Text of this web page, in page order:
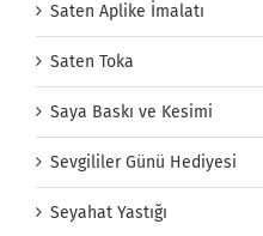
Saten Aplike İmalatı
Saten Toka
Saya Baskı ve Kesimi
Sevgililer Günü Hediyesi
Seyahat Yastığı